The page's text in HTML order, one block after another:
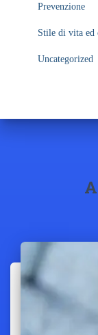
Prevenzione
Stile di vita ed
Uncategorized